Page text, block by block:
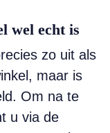
wel echt is
zo uit als
maar is
Om na te
u via de